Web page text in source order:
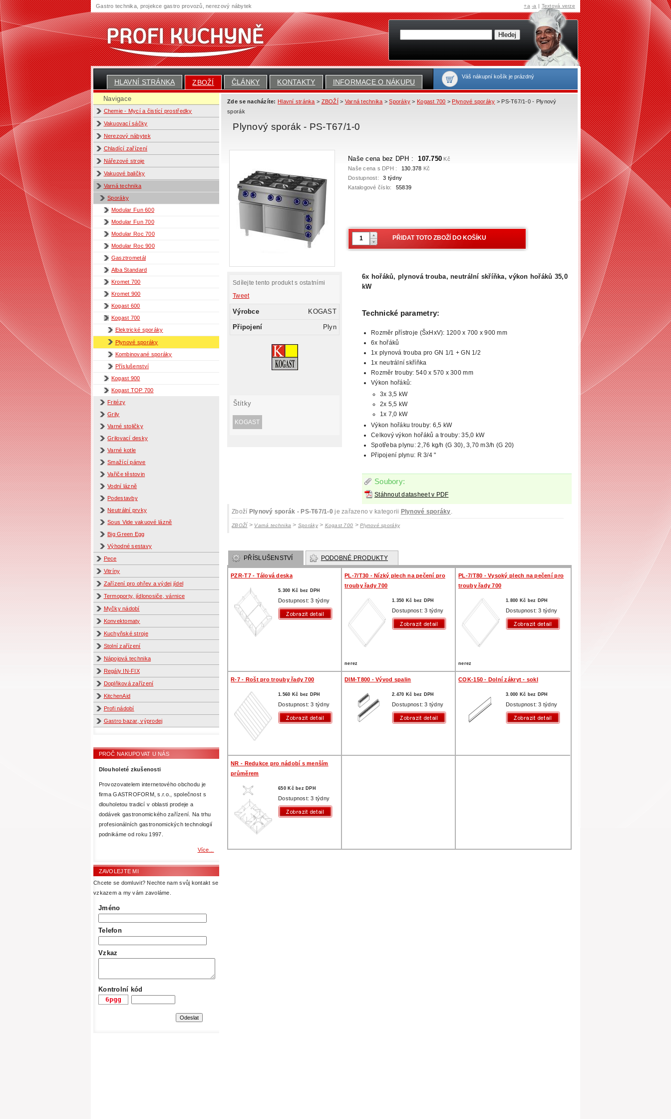
HLAVNÍ STRÁNKA ZBOŽÍ ČLÁNKY KONTAKTY INFORMACE O NÁKUPU
Váš nákupní košík je prázdný
Navigace
Chemie - Mycí a čistící prostředky
Vakuovací sáčky
Nerezový nábytek
Chladící zařízení
Nářezové stroje
Vakuové baličky
Varná technika
Sporáky
Modular Fun 600
Modular Fun 700
Modular Roc 700
Modular Roc 900
Gasztrometál
Alba Standard
Kromet 700
Kromet 900
Kogast 600
Kogast 700
Elektrické sporáky
Plynové sporáky
Kombinované sporáky
Příslušenství
Kogast 900
Kogast TOP 700
Fritézy
Grily
Varné stoličky
Grilovací desky
Varné kotle
Smažící pánve
Vařiče těstovin
Vodní lázně
Podestavby
Neutrální prvky
Sous Vide vakuové lázně
Big Green Egg
Výhodné sestavy
Pece
Vitríny
Zařízení pro ohřev a výdej jídel
Termoporty, jídlonosiče, várnice
Myčky nádobí
Konvektomaty
Kuchyňské stroje
Stolní zařízení
Nápojová technika
Regály IN-FIX
Doplňková zařízení
KitchenAid
Profi nádobí
Gastro bazar, výprodej
PROČ NAKUPOVAT U NÁS
Dlouholeté zkušenosti
Provozovatelem internetového obchodu je
firma GASTROFORM, s.r.o., společnost s
dlouholetou tradicí v oblasti prodeje a
dodávek gastronomického zařízení. Na trhu
profesionálních gastronomických technologií
podnikáme od roku 1997.
Více...
ZAVOLEJTE MI
Chcete se domluvit? Nechte nam svůj kontakt se
vzkazem a my vám zavoláme.
Jméno
Telefon
Vzkaz
Kontrolní kód
Zde se nacházíte: Hlavní stránka > ZBOŽÍ > Varná technika >Sporáky > Kogast 700 > Plynové sporáky > PS-T67/1-0 - Plynový
sporák
Plynový sporák - PS-T67/1-0
Naše cena bez DPH : 107.750 Kč
Naše cena s DPH :
130.378 Kč
Dostupnost:
3 týdny
Katalogové číslo:
55839
Sdílejte tento produkt s ostatními
Tweet
Výrobce KOGAST
Připojení Plyn
Štítky
KOGAST
6x hořáků, plynová trouba, neutrální skříňka, výkon hořáků 35,0
kW
Technické parametry:
Rozměr přístroje (ŠxHxV): 1200 x 700 x 900 mm
6x hořáků
1x plynová trouba pro GN 1/1 + GN 1/2
1x neutrální skříňka
Rozměr trouby: 540 x 570 x 300 mm
Výkon hořáků:
3x 3,5 kW
2x 5,5 kW
1x 7,0 kW
Výkon hořáku trouby: 6,5 kW
Celkový výkon hořáků a trouby: 35,0 kW
Spotřeba plynu: 2,76 kg/h (G 30), 3,70 m3/h (G 20)
Připojení plynu: R 3/4 "
Soubory:
Stáhnout datasheet v PDF
Zboží Plynový sporák - PS-T67/1-0 je zařazeno v kategorii Plynové sporáky.
ZBOŽÍ > Varná technika > Sporáky> Kogast 700 >Plynové sporáky
PŘÍSLUŠENSTVÍ PODOBNÉ PRODUKTY
PZR-T7 - Tálová deska
5.300 Kč bez DPH
Dostupnost: 3 týdny
PL-7/T30 - Nízký plech na pečení pro
trouby řady 700
1.350 Kč bez DPH
Dostupnost: 3 týdny
nerez
PL-7/T80 - Vysoký plech na pečení pro
trouby řady 700
1.800 Kč bez DPH
Dostupnost: 3 týdny
nerez
R-7 - Rošt pro trouby řady 700
1.560 Kč bez DPH
Dostupnost: 3 týdny
DIM-T800 - Vývod spalin
2.470 Kč bez DPH
Dostupnost: 3 týdny
COK-150 - Dolní zákryt - sokl
3.000 Kč bez DPH
Dostupnost: 3 týdny
NR - Redukce pro nádobí s menším
průměrem
650 Kč bez DPH
Dostupnost: 3 týdny
Gastro technika, projekce gastro provozů, nerezový nábytek +a -a | Textová verze